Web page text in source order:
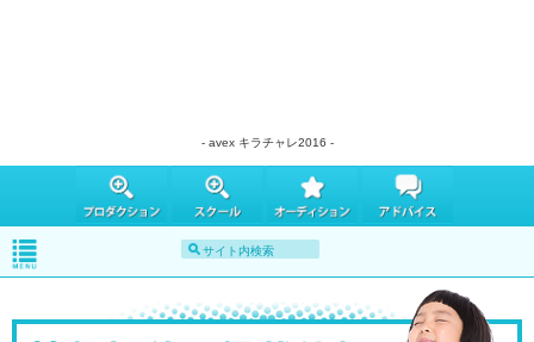
- avex キラチャレ2016 -